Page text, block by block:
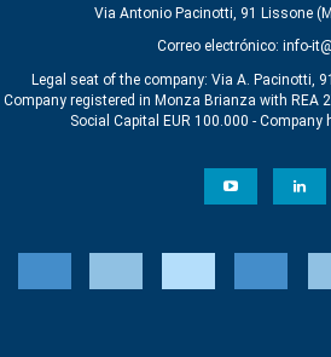
Via Antonio Pacinotti, 91 Lissone
Correo electrónico: info-
Legal seat of the company: Via A. Pacinotti,
Company registered in Monza Brianza with REA
Social Capital EUR 100.000 - Company